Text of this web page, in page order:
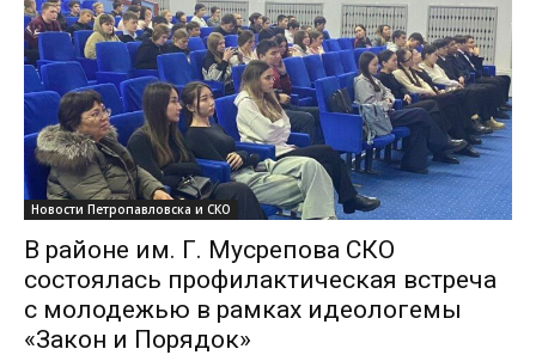
Новости Петропавловска и СКО
В районе им. Г. Мусрепова СКО
состоялась профилактическая встреча
с молодежью в рамках идеологемы
«Закон и Порядок»